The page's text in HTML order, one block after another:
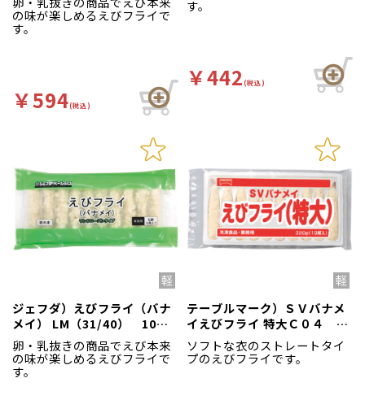
の味が楽しめるえびフライで
す。
￥594(税込)
す。
￥442(税込)
ジェフダ）えびフライ（バナ
メイ） LM（31/40） 10尾
入
卵・乳抜きの商品でえび本来
の味が楽しめるえびフライで
す。
テーブルマーク）ＳＶバナメ
イえびフライ 特大Ｃ０４
320g（10尾入）
ソフトな衣のストレートタイ
プのえびフライです。